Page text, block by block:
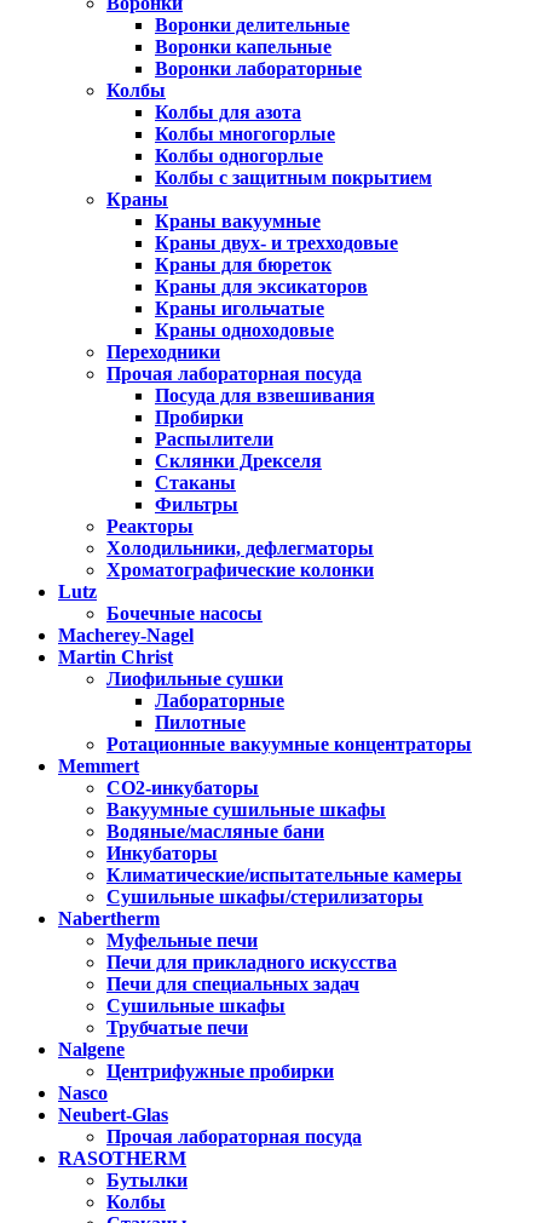
Воронки делительные
Воронки капельные
Воронки лабораторные
Колбы
Колбы для азота
Колбы многогорлые
Колбы одногорлые
Колбы с защитным покрытием
Краны
Краны вакуумные
Краны двух- и трехходовые
Краны для бюреток
Краны для эксикаторов
Краны игольчатые
Краны одноходовые
Переходники
Прочая лабораторная посуда
Посуда для взвешивания
Пробирки
Распылители
Склянки Дрекселя
Стаканы
Фильтры
Реакторы
Холодильники, дефлегматоры
Хроматографические колонки
Lutz
Бочечные насосы
Macherey-Nagel
Martin Christ
Лиофильные сушки
Лабораторные
Пилотные
Ротационные вакуумные концентраторы
Memmert
CO2-инкубаторы
Вакуумные сушильные шкафы
Водяные/масляные бани
Инкубаторы
Климатические/испытательные камеры
Сушильные шкафы/стерилизаторы
Nabertherm
Муфельные печи
Печи для прикладного искусства
Печи для специальных задач
Сушильные шкафы
Трубчатые печи
Nalgene
Центрифужные пробирки
Nasco
Neubert-Glas
Прочая лабораторная посуда
RASOTHERM
Бутылки
Колбы